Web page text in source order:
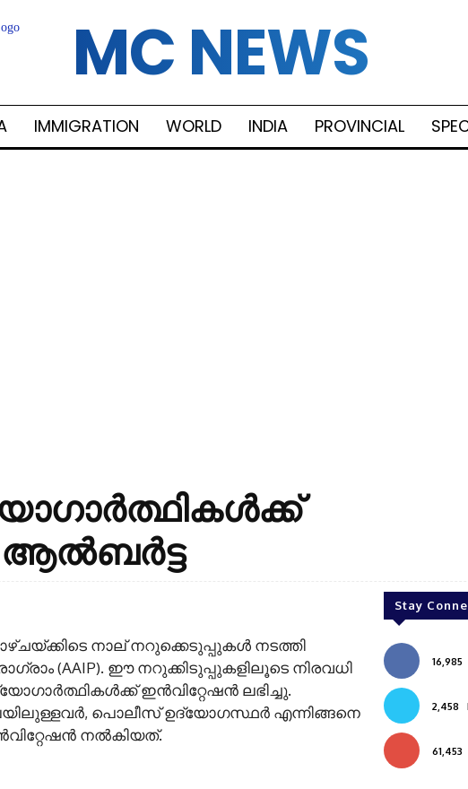
MC NEWS
IMMIGRATION WORLD INDIA PROVINCIAL
ആൽബർട്ട
നാല് നറുക്കെടുപ്പുകൾ നടത്തി
(AAIP). ഈ നറുക്കിടുപ്പുകളിലൂടെ നിരവധി
ഇൻവിറ്റേഷൻ ലഭിച്ചു.
പൊലീസ് ഉദ്യോഗസ്ഥർ എന്നിങ്ങനെ
നൽകിയത്.
Stay
16,985
2,458
61,453